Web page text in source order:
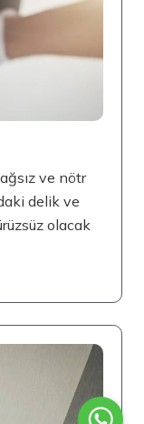
ve nötr
delik ve
olacak